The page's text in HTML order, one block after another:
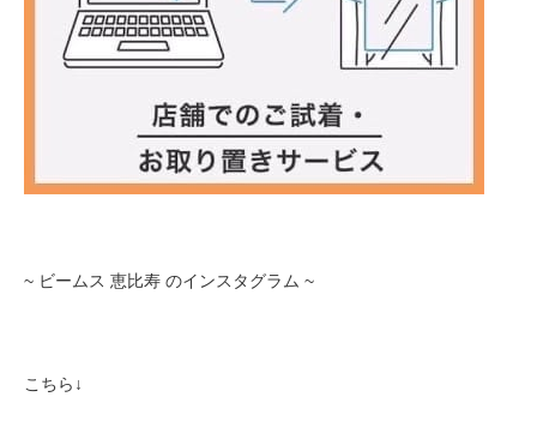
~ ビームス 恵比寿 のインスタグラム ~
こちら↓